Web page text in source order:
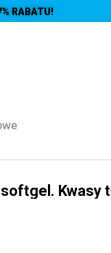
RABATU!
Kwasy